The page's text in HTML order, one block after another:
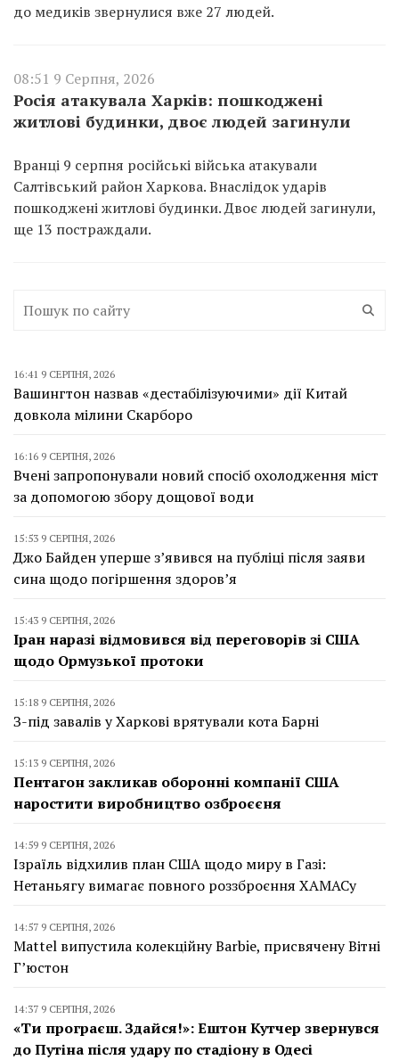
до медиків звернулися вже 27 людей.
08:51 9 Серпня, 2026
Росія атакувала Харків: пошкоджені
житлові будинки, двоє людей загинули
Вранці 9 серпня російські війська атакували
Салтівський район Харкова. Внаслідок ударів
пошкоджені житлові будинки. Двоє людей загинули,
ще 13 постраждали.
16:41 9 СЕРПНЯ, 2026
Вашингтон назвав «дестабілізуючими» дії Китай
довкола мілини Скарборо
16:16 9 СЕРПНЯ, 2026
Вчені запропонували новий спосіб охолодження міст
за допомогою збору дощової води
15:53 9 СЕРПНЯ, 2026
Джо Байден уперше з’явився на публіці після заяви
сина щодо погіршення здоров’я
15:43 9 СЕРПНЯ, 2026
Іран наразі відмовився від переговорів зі США
щодо Ормузької протоки
15:18 9 СЕРПНЯ, 2026
З-під завалів у Харкові врятували кота Барні
15:13 9 СЕРПНЯ, 2026
Пентагон закликав оборонні компанії США
наростити виробництво озброєєня
14:59 9 СЕРПНЯ, 2026
Ізраїль відхилив план США щодо миру в Газі:
Нетаньягу вимагає повного роззброєння ХАМАСу
14:57 9 СЕРПНЯ, 2026
Mattel випустила колекційну Barbie, присвячену Вітні
Г’юстон
14:37 9 СЕРПНЯ, 2026
«Ти програєш. Здайся!»: Ештон Кутчер звернувся
до Путіна після удару по стадіону в Одесі